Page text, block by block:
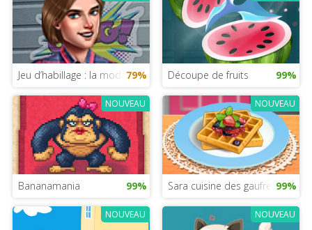
Jeu d’habillage : la mode au lycée
79% Découpe de fruits 99%
NOUVEAU
Bananamania 99%
NOUVEAU
Sara cuisine des gaufres 99%
NOUVEAU NOUVEAU